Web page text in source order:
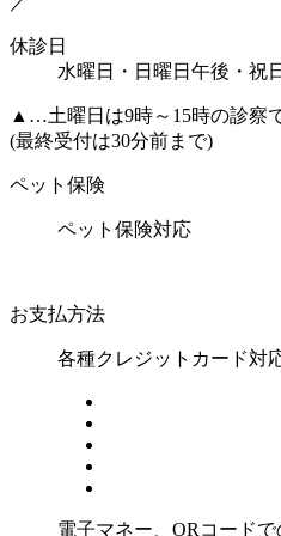
休診日
水曜日・日曜日午後・祝日
▲ …土曜日は9時～15時の診察
(最終受付は30分前まで)
ペット保険
ペット保険対応
お支払方法
各種クレジットカード対
電子マネー、ORコード